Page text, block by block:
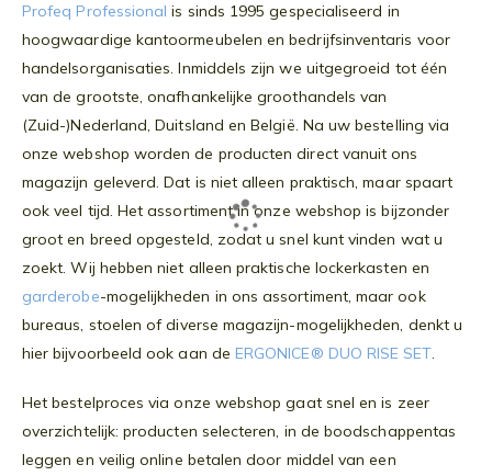
Profeq Professional is sinds 1995 gespecialiseerd in
hoogwaardige kantoormeubelen en bedrijfsinventaris voor
handelsorganisaties. Inmiddels zijn we uitgegroeid tot één
van de grootste, onafhankelijke groothandels van
(Zuid-)Nederland, Duitsland en België. Na uw bestelling via
onze webshop worden de producten direct vanuit ons
magazijn geleverd. Dat is niet alleen praktisch, maar spaart
ook veel tijd. Het assortiment in onze webshop is bijzonder
groot en breed opgesteld, zodat u snel kunt vinden wat u
zoekt. Wij hebben niet alleen praktische lockerkasten en
garderobe-mogelijkheden in ons assortiment, maar ook
bureaus, stoelen of diverse magazijn-mogelijkheden, denkt u
hier bijvoorbeeld ook aan de ERGONICE® DUO RISE SET.
Het bestelproces via onze webshop gaat snel en is zeer
overzichtelijk: producten selecteren, in de boodschappentas
leggen en veilig online betalen door middel van een